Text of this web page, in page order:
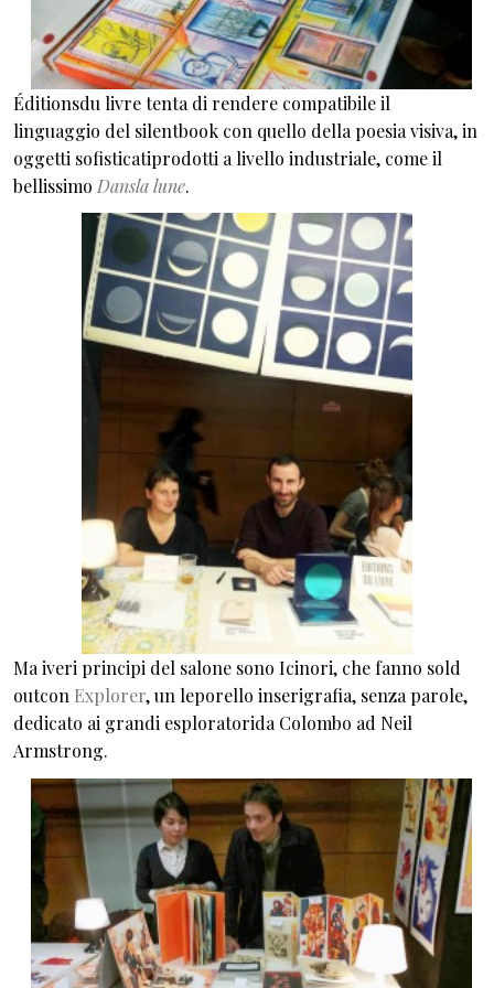
Éditionsdu livre tenta di rendere compatibile il
linguaggio del silentbook con quello della poesia visiva, in
oggetti sofisticatiprodotti a livello industriale, come il
bellissimo Dansla lune.
Ma iveri principi del salone sono Icinori, che fanno sold
outcon Explorer, un leporello inserigrafia, senza parole,
dedicato ai grandi esploratorida Colombo ad Neil
Armstrong.